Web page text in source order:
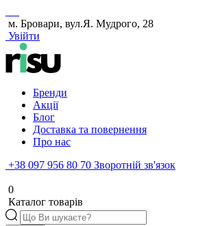
м. Бровари, вул.Я. Мудрого, 28
Увійти
Бренди
Акції
Блог
Доставка та повернення
Про нас
+38 097 956 80 70 Зворотній зв'язок
0
Каталог товарів